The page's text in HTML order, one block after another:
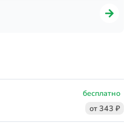
бесплатно
от 343 ₽